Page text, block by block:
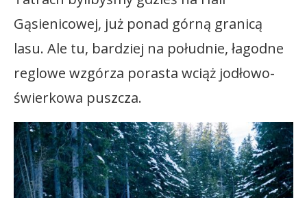
Gąsienicowej, już ponad górną granicą
lasu. Ale tu, bardziej na południe, łagodne
reglowe wzgórza porasta wciąż jodłowo-
świerkowa puszcza.